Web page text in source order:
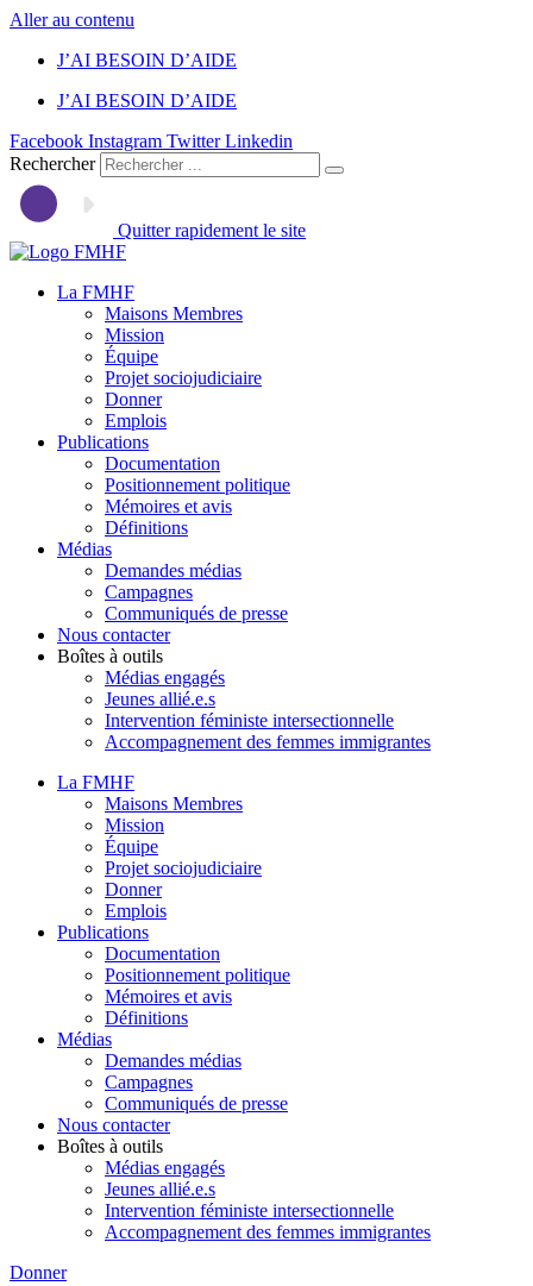
Aller au contenu
J’AI BESOIN D’AIDE
J’AI BESOIN D’AIDE
Facebook Instagram Twitter Linkedin
Rechercher
Quitter rapidement le site
La FMHF
Maisons Membres
Mission
Équipe
Projet sociojudiciaire
Donner
Emplois
Publications
Documentation
Positionnement politique
Mémoires et avis
Définitions
Médias
Demandes médias
Campagnes
Communiqués de presse
Nous contacter
Boîtes à outils
Médias engagés
Jeunes allié.e.s
Intervention féministe intersectionnelle
Accompagnement des femmes immigrantes
La FMHF
Maisons Membres
Mission
Équipe
Projet sociojudiciaire
Donner
Emplois
Publications
Documentation
Positionnement politique
Mémoires et avis
Définitions
Médias
Demandes médias
Campagnes
Communiqués de presse
Nous contacter
Boîtes à outils
Médias engagés
Jeunes allié.e.s
Intervention féministe intersectionnelle
Accompagnement des femmes immigrantes
Donner